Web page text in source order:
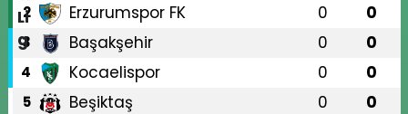
2 Erzurumspor FK 0 0
3 Başakşehir 0 0
4 Kocaelispor 0 0
5 Beşiktaş 0 0